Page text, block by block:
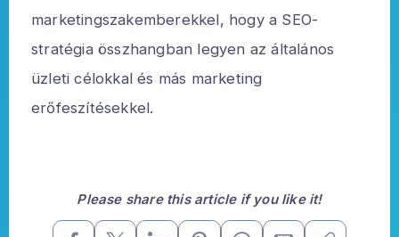
marketingszakemberekkel, hogy a SEO-
stratégia összhangban legyen az általános
üzleti célokkal és más marketing
erőfeszítésekkel.
Please share this article if you like it!